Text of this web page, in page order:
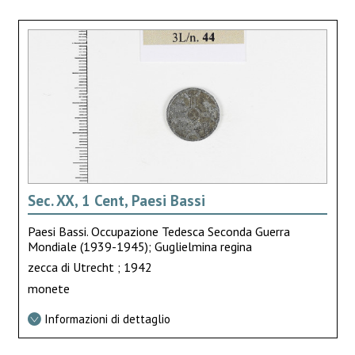
Sec. XX, 1 Cent, Paesi Bassi
Paesi Bassi. Occupazione Tedesca Seconda Guerra
Mondiale (1939-1945); Guglielmina regina
zecca di Utrecht ; 1942
monete
Informazioni di dettaglio